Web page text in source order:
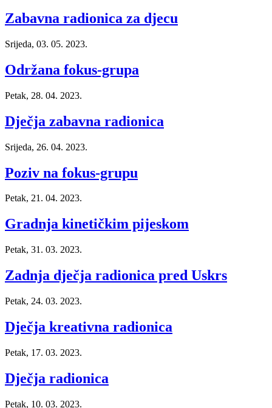
Zabavna radionica za djecu
Srijeda, 03. 05. 2023.
Održana fokus-grupa
Petak, 28. 04. 2023.
Dječja zabavna radionica
Srijeda, 26. 04. 2023.
Poziv na fokus-grupu
Petak, 21. 04. 2023.
Gradnja kinetičkim pijeskom
Petak, 31. 03. 2023.
Zadnja dječja radionica pred Uskrs
Petak, 24. 03. 2023.
Dječja kreativna radionica
Petak, 17. 03. 2023.
Dječja radionica
Petak, 10. 03. 2023.